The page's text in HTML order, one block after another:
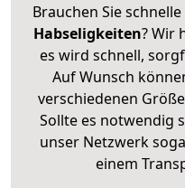
Brauchen Sie
Habseligkeiten? Wir
es wird schnell,
Auf Wunsch
verschiedenen
Sollte es notwendig
unser Netzwerk
einem